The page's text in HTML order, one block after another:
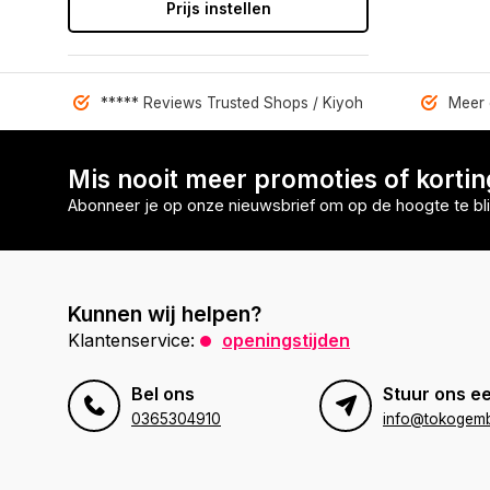
Prijs instellen
***** Reviews Trusted Shops / Kiyoh
Mis nooit meer promoties of
Abonneer je op onze nieuwsbrief om op de hoogte te
Kunnen wij helpen?
Klantenservice: openingstijden
Bel ons
0365304910
Stuur ons